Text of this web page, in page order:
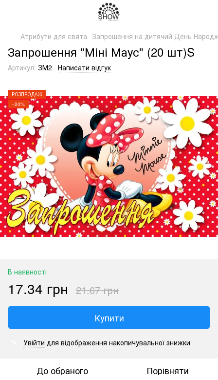
Атрибути для свята Запрошення на дитячий День
Запрошення "Міні Маус" (20 шт)S
Артикул: ЗМ2 Написати відгук
РОЗПРОДАЖ
−20%
В наявності
17.34 грн 21.67 грн
Купити
Увійти для відображення накопичувальної знижки
До обраного Порівняти